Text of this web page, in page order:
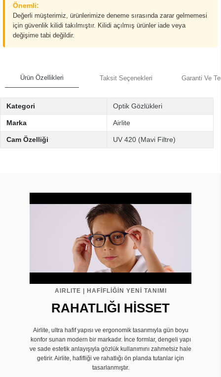
Önemli:
Değerli müşterimiz, ürünlerimize deneme sırasında zarar gelmemesi
için güvenlik kilidi takılmıştır. Kilidi açılmış ürünler iade veya
değişime tabi değildir.
Ürün Özellikleri Taksit Seçenekleri Garanti Ve
Kategori Optik Gözlükleri
Marka Airlite
Cam Özelliği UV 420 (Mavi Filtre)
AIRLITE | HAFİFLİĞİN YENİ TANIMI
RAHATLIĞI HİSSET
Airlite, ultra hafif yapısı ve ergonomik tasarımıyla gün boyu
konfor sunan modern bir markadır. İnce formlar, dengeli yapı
ve sade estetik anlayışıyla gözlük kullanımını zahmetsiz hale
getirir. Airlite, hafifliği ve rahatlığı ön planda tutanlar için
tasarlanmıştır.